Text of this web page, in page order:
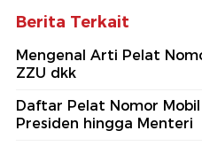
Berita Terkait
Mengenal Arti Pelat
ZZU dkk
Daftar Pelat Nomor
Presiden hingga Menteri